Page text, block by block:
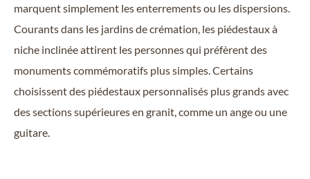
marquent simplement les enterrements ou les dispersions.
Courants dans les jardins de crémation, les piédestaux à
niche inclinée attirent les personnes qui préfèrent des
monuments commémoratifs plus simples. Certains
choisissent des piédestaux personnalisés plus grands avec
des sections supérieures en granit, comme un ange ou une
guitare.